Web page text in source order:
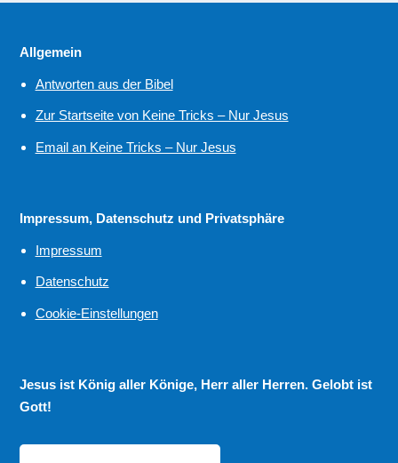
Allgemein
Antworten aus der Bibel
Zur Startseite von Keine Tricks – Nur Jesus
Email an Keine Tricks – Nur Jesus
Impressum, Datenschutz und Privatsphäre
Impressum
Datenschutz
Cookie-Einstellungen
Jesus ist König aller Könige, Herr aller Herren. Gelobt ist
Gott!